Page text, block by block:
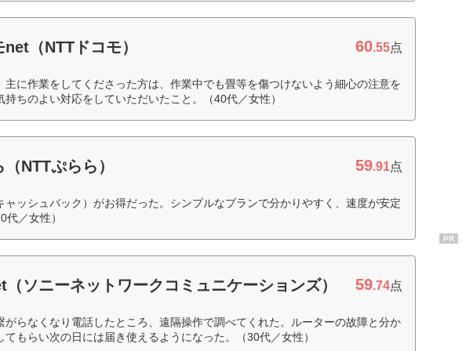
net（NTTドコモ） 60.55点
主に作業をしてくださった方は、作業中でも畳等を傷つけないよう細心の注意を
持ちのよい対応をしていただいたこと。（40代／女性）
NTTぷらら） 59.91点
ャッシュバック）がお得だった。シンプルなプランで分かりやすく、速度が安定
代／女性）
（ソニーネットワークコミュニケーションズ） 59.74点
がらなくなり電話したところ、遠隔操作で調べてくれた。ルーターの故障と分か
てもらい次の日には届き使えるようになった。（30代／女性）
PR